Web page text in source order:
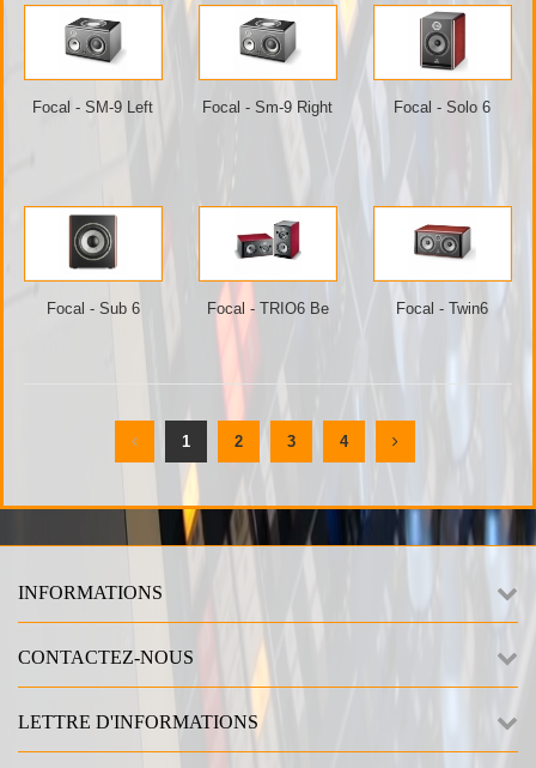
Focal - SM-9 Left Focal - Sm-9 Right Focal - Solo 6
Focal - Sub 6 Focal - TRIO6 Be Focal - Twin6
1 2 3 4
INFORMATIONS
CONTACTEZ-NOUS
LETTRE D'INFORMATIONS